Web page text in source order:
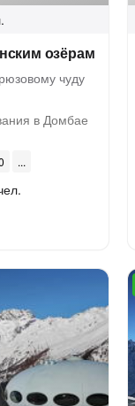
озёрам
чуду
в Домбае